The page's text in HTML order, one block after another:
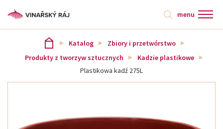
menu
Katalog
Zbiory i przetwórstwo
Produkty z tworzyw sztucznych
Kadzie plastikowe
Plastikowa kadź 275L